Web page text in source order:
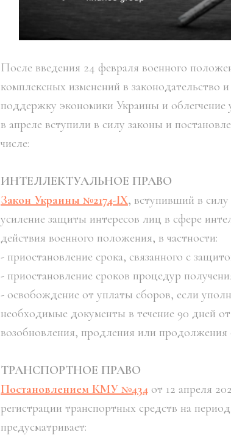
После введения 24 февраля военного
комплексных изменений в законодательство
поддержку экономики Украины и облегчение
в апреле вступили в силу законы и
числе:
ИНТЕЛЛЕКТУАЛЬНОЕ ПРАВО
Закон Украины №2174-IX, вступивший в силу
усиление защиты интересов лиц в сфере
действия военного положения, в частности:
- приостановление срока, связанного с
- приостановление сроков процедур
- освобождение от уплаты сборов, если
необходимые документы в течение 90 дней
возобновления, продления или
ТРАНСПОРТНОЕ ПРАВО
Постановлением КМУ №434 от 12 апреля
регистрации транспортных средств на
предусматривает: